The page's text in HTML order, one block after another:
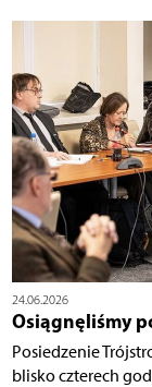
24.06.2026
Osiągnęliśmy
Posiedzenie
blisko czterech